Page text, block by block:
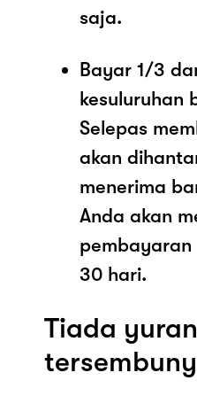
saja.
Bayar 1/3
kesuluruhan
Selepas
akan
menerima
Anda akan
pembayaran
30 hari.
Tiada yuran